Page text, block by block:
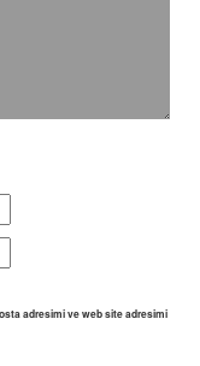
adresimi ve web site adresimi